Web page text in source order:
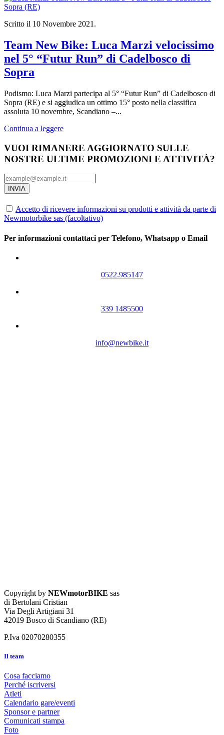
Scritto il 10 Novembre 2021 .
Team New Bike: Luca Marzi velocissimo
nel 5° “Futur Run” di Cadelbosco di
Sopra
Podismo: Luca Marzi partecipa al 5° “Futur Run” di Cadelbosco di
Sopra (RE) e si aggiudica un ottimo 15° posto nella classifica
assoluta 10 novembre, Scandiano –...
Continua a leggere
VUOI RIMANERE AGGIORNATO SULLE
NOSTRE ULTIME PROMOZIONI E ATTIVITÀ?
INVIA
Accetto di ricevere informazioni su prodotti e attività da parte di
Newmotorbike sas (facoltativo)
Per informazioni contattaci per Telefono, Whatsapp o Email
0522.985147
339 1485500
info@newbike.it
Copyright by NEWmotorBIKE sas
di Bertolani Cristian
Via Degli Artigiani 31
42019 Bosco di Scandiano (RE)
P.Iva 02070280355
Il team
Cosa facciamo
Perché iscriversi
Atleti
Calendario gare/eventi
Sponsor e partner
Comunicati stampa
Foto